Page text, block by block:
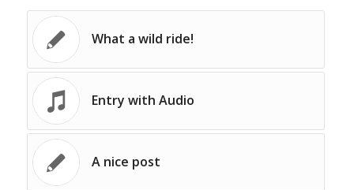
What a wild ride!
Entry with Audio
A nice post